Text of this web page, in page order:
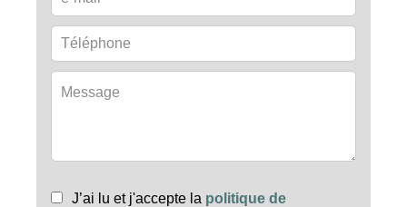
J’ai lu et j'accepte la politique de